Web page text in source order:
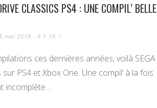
CLASSICS PS4 : UNE COMPIL’ BELLE
mai 2018 - 9 h 16 /
ces dernières années, voilà SEGA
PS4 et Xbox One. Une compil’ à la fois
incomplète…